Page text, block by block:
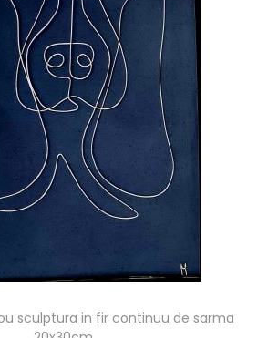
sculptura in fir continuu de sarma